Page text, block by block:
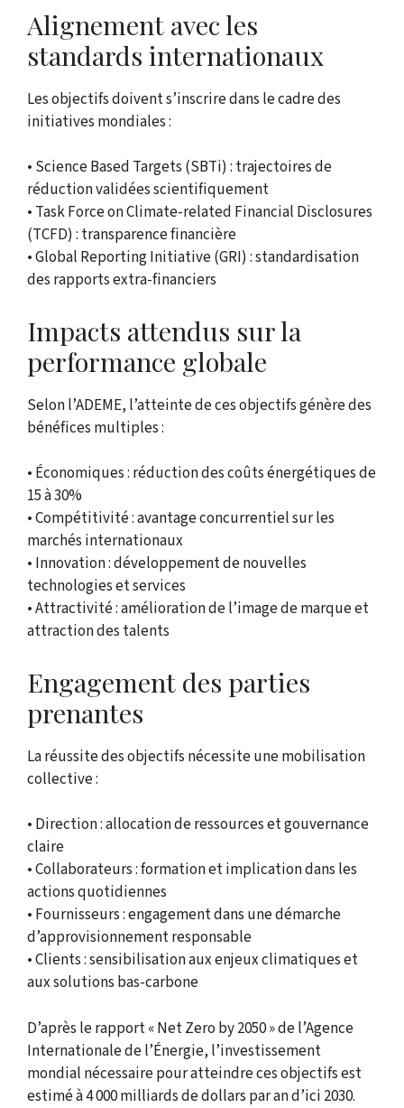
Alignement avec les
standards internationaux
Les objectifs doivent s’inscrire dans le cadre des
initiatives mondiales :
• Science Based Targets (SBTi) : trajectoires de
réduction validées scientifiquement
• Task Force on Climate-related Financial Disclosures
(TCFD) : transparence financière
• Global Reporting Initiative (GRI) : standardisation
des rapports extra-financiers
Impacts attendus sur la
performance globale
Selon l’ADEME, l’atteinte de ces objectifs génère des
bénéfices multiples :
• Économiques : réduction des coûts énergétiques de
15 à 30%
• Compétitivité : avantage concurrentiel sur les
marchés internationaux
• Innovation : développement de nouvelles
technologies et services
• Attractivité : amélioration de l’image de marque et
attraction des talents
Engagement des parties
prenantes
La réussite des objectifs nécessite une mobilisation
collective :
• Direction : allocation de ressources et gouvernance
claire
• Collaborateurs : formation et implication dans les
actions quotidiennes
• Fournisseurs : engagement dans une démarche
d’approvisionnement responsable
• Clients : sensibilisation aux enjeux climatiques et
aux solutions bas-carbone
D’après le rapport « Net Zero by 2050 » de l’Agence
Internationale de l’Énergie, l’investissement
mondial nécessaire pour atteindre ces objectifs est
estimé à 4 000 milliards de dollars par an d’ici 2030.